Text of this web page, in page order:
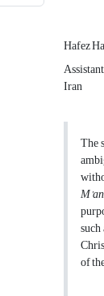
Hafez
Iran
The
of